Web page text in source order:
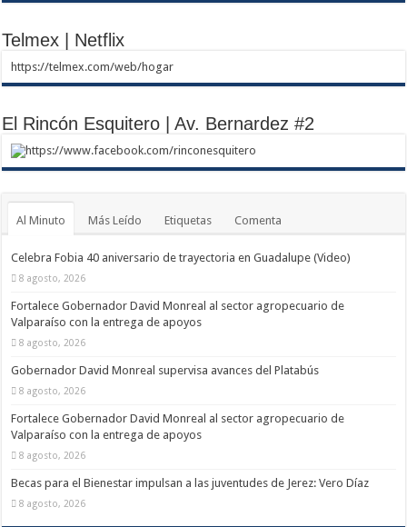
Telmex | Netflix
https://telmex.com/web/hogar
El Rincón Esquitero | Av. Bernardez #2
https://www.facebook.com/rinconesquitero
Al Minuto Más Leído Etiquetas Comenta
Celebra Fobia 40 aniversario de trayectoria en Guadalupe (Video)
8 agosto, 2026
Fortalece Gobernador David Monreal al sector agropecuario de
Valparaíso con la entrega de apoyos
8 agosto, 2026
Gobernador David Monreal supervisa avances del Platabús
8 agosto, 2026
Fortalece Gobernador David Monreal al sector agropecuario de
Valparaíso con la entrega de apoyos
8 agosto, 2026
Becas para el Bienestar impulsan a las juventudes de Jerez: Vero Díaz
8 agosto, 2026